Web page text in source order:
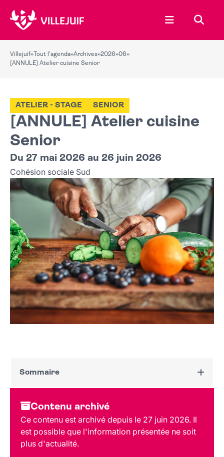
Ouvrir le
Villejuif» Tout l'agenda»Archives»2026»06»
[ANNULE] Atelier cuisine Senior
[ANNULE] Atelier cuisine
Senior
ATELIER - STAGE SENIOR
Du 27 mai 2026 au 26 juin 2026
Cohésion sociale Sud
Sommaire
Dates et horaires
Au programme
Tarif et réservation
Public
Lieu et contact
Contenu archivé
Ce contenu est archivé depuis le 27 juin 2026. Il
est possible que l'information présentée ne soit
plus d'actualité.